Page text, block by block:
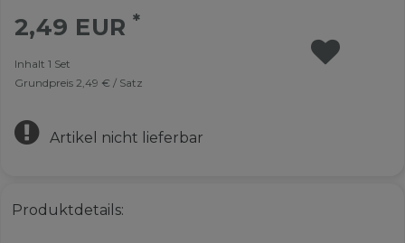
2,49 EUR*
Inhalt 1 Set
Grundpreis 2,49 € / Satz
Artikel nicht lieferbar
Produktdetails: